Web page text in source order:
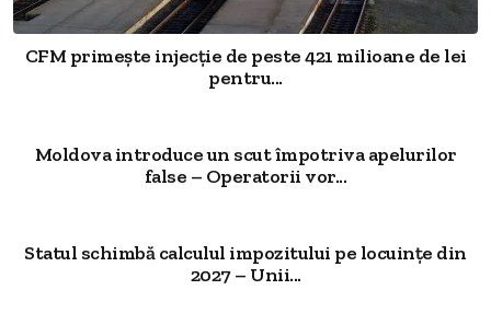
CFM primește injecție de peste 421 milioane de lei
pentru...
Moldova introduce un scut împotriva apelurilor
false – Operatorii vor...
Statul schimbă calculul impozitului pe locuințe din
2027 – Unii...